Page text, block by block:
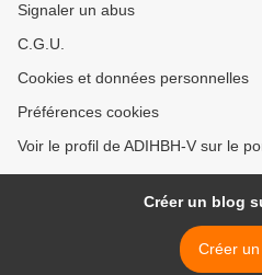
Signaler un abus
C.G.U.
Cookies et données personnelles
Préférences cookies
Voir le profil de ADIHBH-V sur le
Créer un blog
Créer